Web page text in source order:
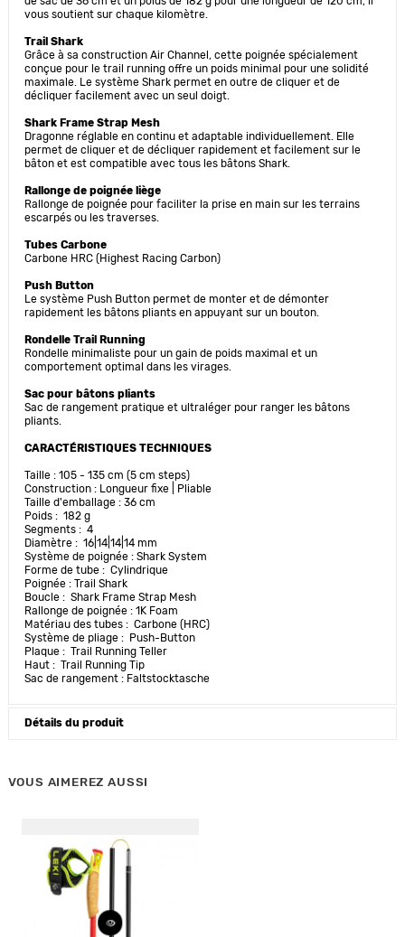
vous soutient sur chaque kilomètre.
Trail Shark
Grâce à sa construction Air Channel, cette poignée spécialement
conçue pour le trail running offre un poids minimal pour une solidité
maximale. Le système Shark permet en outre de cliquer et de
décliquer facilement avec un seul doigt.
Shark Frame Strap Mesh
Dragonne réglable en continu et adaptable individuellement. Elle
permet de cliquer et de décliquer rapidement et facilement sur le
bâton et est compatible avec tous les bâtons Shark.
Rallonge de poignée liège
Rallonge de poignée pour faciliter la prise en main sur les terrains
escarpés ou les traverses.
Tubes Carbone
Carbone HRC (Highest Racing Carbon)
Push Button
Le système Push Button permet de monter et de démonter
rapidement les bâtons pliants en appuyant sur un bouton.
Rondelle Trail Running
Rondelle minimaliste pour un gain de poids maximal et un
comportement optimal dans les virages.
Sac pour bâtons pliants
Sac de rangement pratique et ultraléger pour ranger les bâtons
pliants.
CARACTÉRISTIQUES TECHNIQUES
Taille : 105 - 135 cm (5 cm steps)
Construction : Longueur fixe | Pliable
Taille d'emballage : 36 cm
Poids : 182 g
Segments : 4
Diamètre : 16|14|14|14 mm
Système de poignée : Shark System
Forme de tube : Cylindrique
Poignée : Trail Shark
Boucle : Shark Frame Strap Mesh
Rallonge de poignée : 1K Foam
Matériau des tubes : Carbone (HRC)
Système de pliage : Push-Button
Plaque : Trail Running Teller
Haut : Trail Running Tip
Sac de rangement : Faltstocktasche
Détails du produit
VOUS AIMEREZ AUSSI